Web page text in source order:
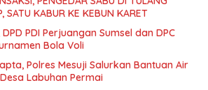
SATU KABUR KE KEBUN KARET
PDI Perjuangan Sumsel dan DPC
Bola Voli
Polres Mesuji Salurkan Bantuan Air
Labuhan Permai